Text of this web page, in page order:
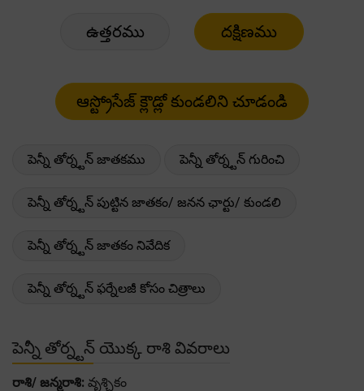
ఉత్తరము దక్షిణము
పెన్నీ తోర్న్టన్ జాతకము పెన్నీ తోర్న్టన్ గురించి
పెన్నీ తోర్న్టన్ పుట్టిన జాతకం/ జనన ఛార్టు/ కుండలి
పెన్నీ తోర్న్టన్ జాతకం నివేదిక
పెన్నీ తోర్న్టన్ ఫర్నేలజీ కోసం చిత్రాలు
పెన్నీ తోర్న్టన్ యొక్క రాశి వివరాలు
రాశి/ జన్మరాశి: వృశ్చికం